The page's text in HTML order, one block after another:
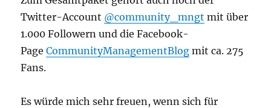
Twitter-Account @community_mngt mit über
1.000 Followern und die Facebook-
PageCommunityManagementBlog mit ca. 275
Fans.
Es würde mich sehr freuen, wenn sich für